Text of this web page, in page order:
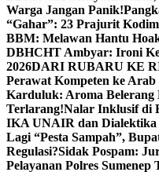
Warga Jangan Panik!
“Gahar”: 23 Prajurit
BBM: Melawan Hantu
DBHCHT Ambyar: Ironi
2026DARI RUBARU KE
Perawat Kompeten ke Arab
Karduluk: Aroma Belerang
Terlarang!Nalar Inklusif di
IKA UNAIR dan Dialektika
Lagi “Pesta Sampah”,
Regulasi?Sidak Pospam:
Pelayanan Polres Sumenep